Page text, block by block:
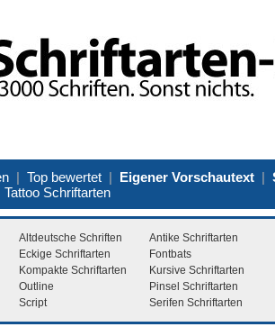
| Top bewertet | Eigener Vorschautext |
Tattoo Schriftarten
Altdeutsche Schriften Antike Schriftarten
Eckige Schriftarten Fontbats
Kompakte Schriftarten Kursive Schriftarten
Outline Pinsel Schriftarten
Script Serifen Schriftarten